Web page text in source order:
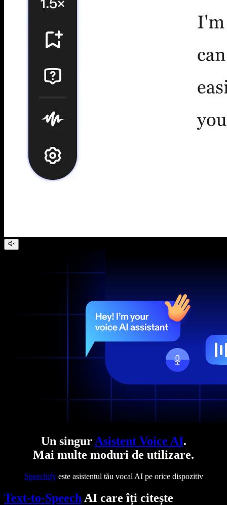
Un singur Asistent Voice AI.
Mai multe moduri de utilizare.
Speechifyeste asistentul tău vocal AI pe orice dispozitiv
Text-to-Speech AI care îți citește